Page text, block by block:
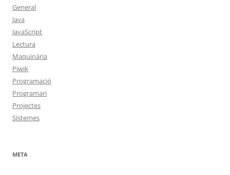
General
Java
JavaScript
Lectura
Maquinària
Piwik
Programació
Programari
Projectes
Sistemes
META